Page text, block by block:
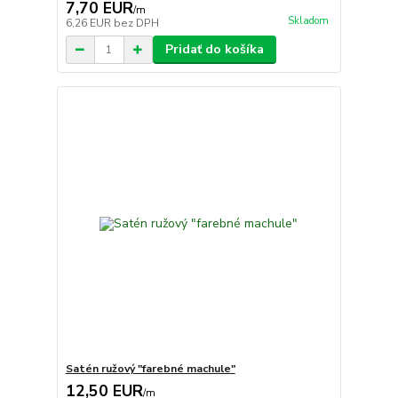
7,70 EUR/m
6,26 EUR bez DPH Skladom
Pridať do košíka
Satén ružový "farebné machule"
12,50 EUR/m